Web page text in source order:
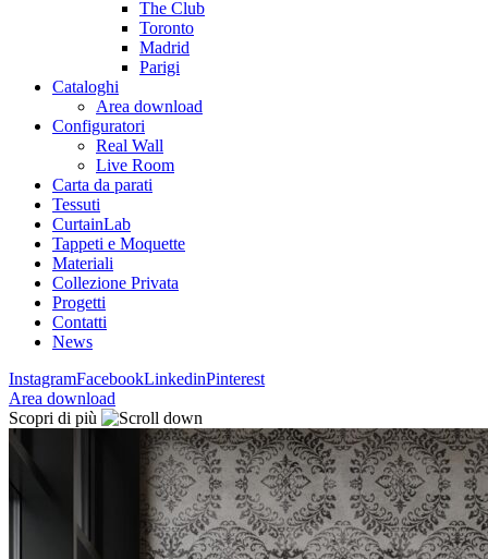
The Club
Toronto
Madrid
Parigi
Cataloghi
Area download
Configuratori
Real Wall
Live Room
Carta da parati
Tessuti
CurtainLab
Tappeti e Moquette
Materiali
Collezione Privata
Progetti
Contatti
News
InstagramFacebookLinkedinPinterest
Area download
Scopri di più